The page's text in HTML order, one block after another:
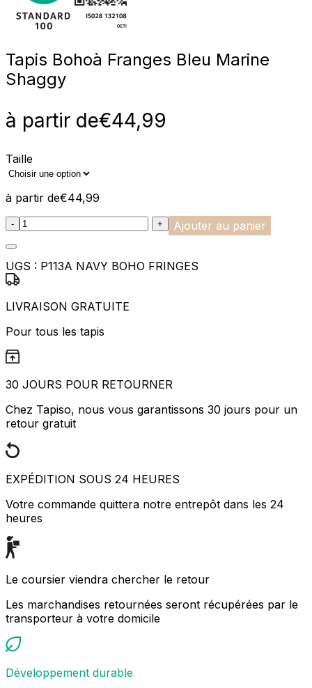
Tapis Bohoà Franges Bleu Marine
Shaggy
à partir de€44,99
Taille
à partir de€44,99
:product_name quantity
- + Ajouter au panier
UGS : P113A NAVY BOHO FRINGES
LIVRAISON GRATUITE
Pour tous les tapis
30 JOURS POUR RETOURNER
Chez Tapiso, nous vous garantissons 30 jours pour un
retour gratuit
EXPÉDITION SOUS 24 HEURES
Votre commande quittera notre entrepôt dans les 24
heures
Le coursier viendra chercher le retour
Les marchandises retournées seront récupérées par le
transporteur à votre domicile
Développement durable